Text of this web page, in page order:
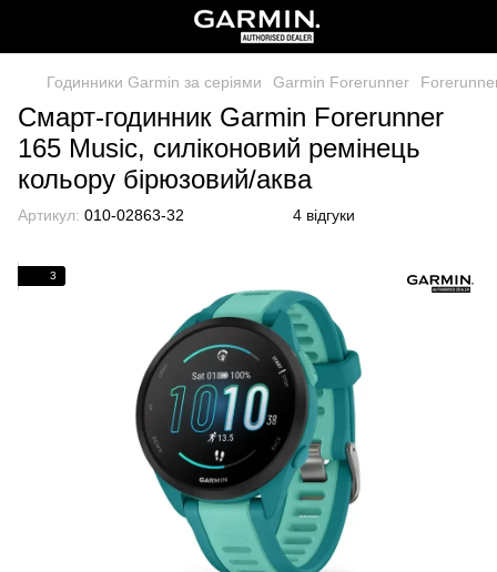
Годинники Garmin за серіями Garmin Forerunner
Смарт-годинник Garmin Forerunner
165 Music, силіконовий ремінець
кольору бірюзовий/аква
Артикул: 010-02863-32 4 відгуки
3